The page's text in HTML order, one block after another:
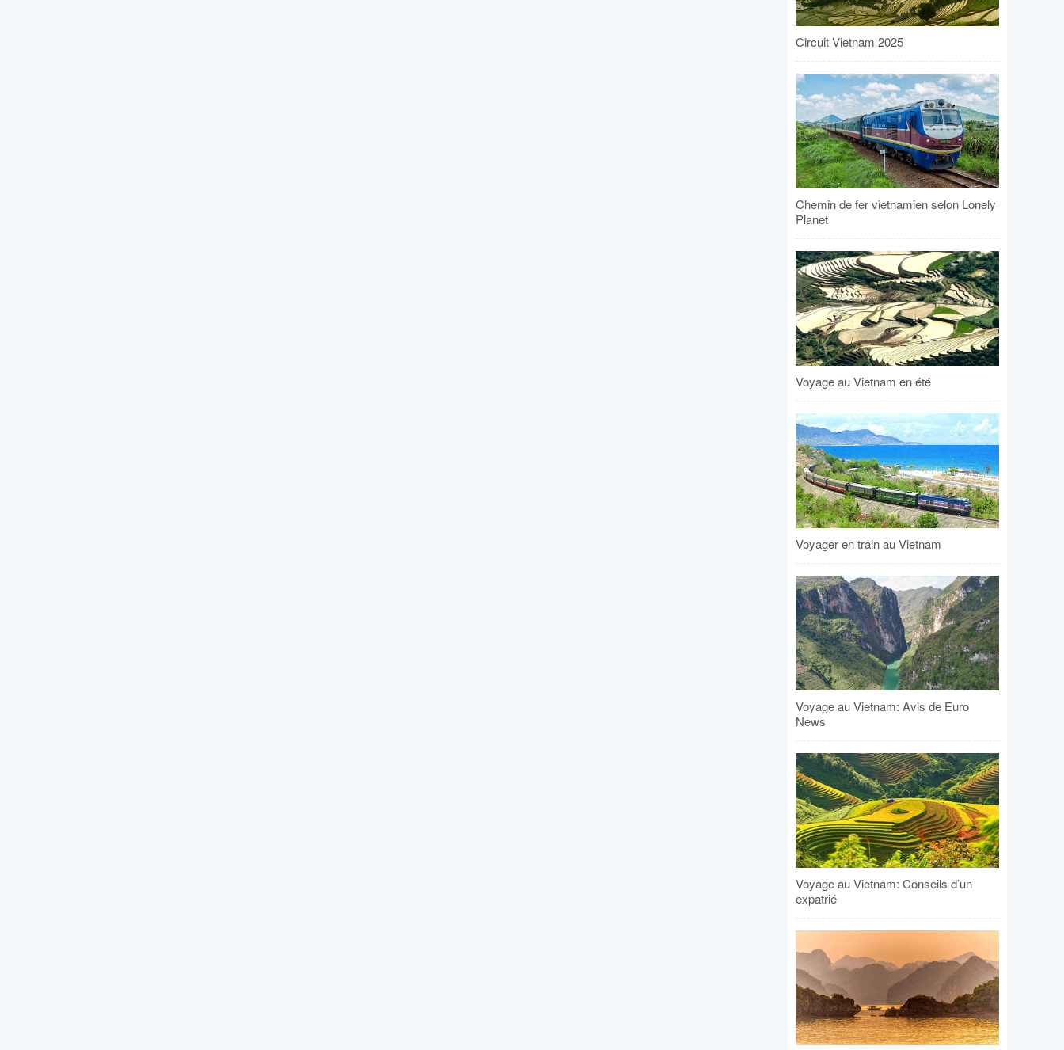
Circuit Vietnam 2025
Chemin de fer vietnamien selon Lonely
Planet
Voyage au Vietnam en été
Voyager en train au Vietnam
Voyage au Vietnam: Avis de Euro
News
Voyage au Vietnam: Conseils d’un
expatrié